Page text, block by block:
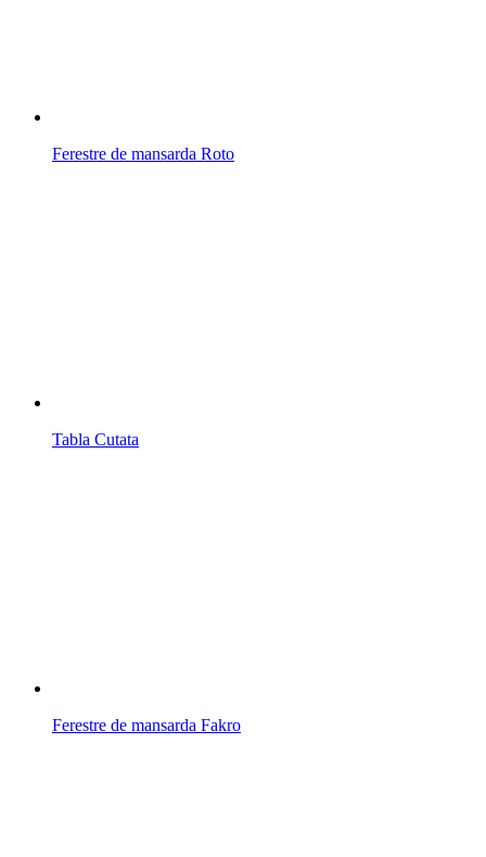
Ferestre de mansarda Roto
Tabla Cutata
Ferestre de mansarda Fakro